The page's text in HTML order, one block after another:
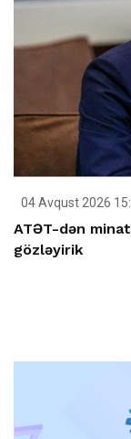
04 Avqust 2026
ATƏT-dən
gözləyirik